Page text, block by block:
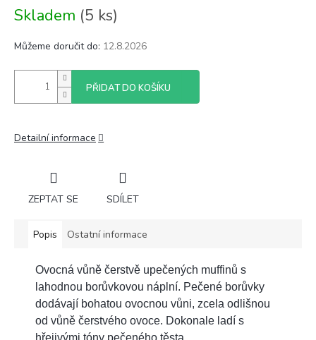
cena:
Skladem (5 ks)
Můžeme doručit do: 12.8.2026
PŘIDAT DO KOŠÍKU
Detailní informace
ZEPTAT SE SDÍLET
Popis Ostatní informace
Ovocná vůně čerstvě upečených muffinů s
lahodnou borůvkovou náplní. Pečené borůvky
dodávají bohatou ovocnou vůni, zcela odlišnou
od vůně čerstvého ovoce. Dokonale ladí s
hřejivými tóny pečeného těsta.